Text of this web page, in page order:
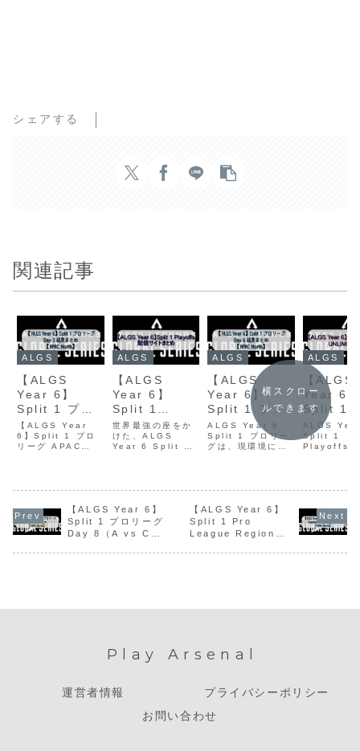
シェアする
関連記事
ALGS
【ALGS
Year 6】
Split 1 プロ
リーグ Day
3（B vs C）
結果まとめ
【ALGS Year
6】Split 1 プロ
リーグ APAC
大会の流れを一気
にチェックできま
す。
ALGS
【ALGS
Year 6】
Split 1
Playoffs 配
信サイトまと
め
世界最強の座をか
けた、ALGS
Year 6 Split 1
世界最高峰の40チ
ームが一堂に会す
る今回の
ALGS
【ALGS
Year 6】
Split 1 プロ
リーグ Day
6（B vs C）
結果まとめ
ALGS Year 6
Split 1 プロリー
グは、現環境にお
約3週間の中断期
間に入ります。次
戦のDay 7からは
新シーズン、そし
ALGS
【ALGS
Year 6
Split 1
Playoffs
勝
ALGS
Split 1
Playoffs（
シーズン29
バークロッ
いう激変の
横スクロー
ルできます
【ALGS Year 6】
Split 1 プロリーグ
Day 8（A vs C）
【ALGS Year 6】
Split 1 Pro
League Regional
Play Arsenal
運営者情報
プライバシーポリシー
お問い合わせ